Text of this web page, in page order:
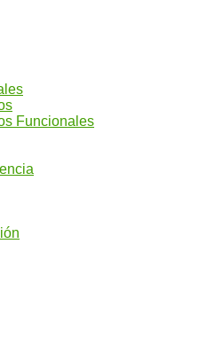
Funcionales